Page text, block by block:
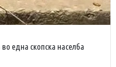
една скопска населба